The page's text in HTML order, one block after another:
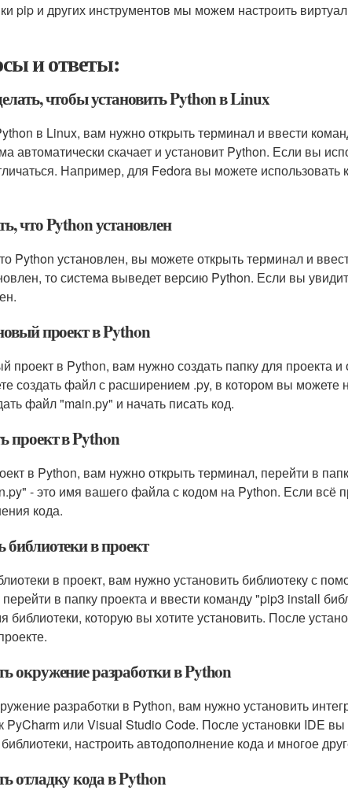
pip и других инструментов мы можем настроить
и ответы:
чтобы установить Python в Linux
в Linux, вам нужно открыть терминал и ввести
автоматически скачает и установит Python. Если вы
Например, для Fedora вы можете использовать
что Python установлен
Python установлен, вы можете открыть терминал и
то система выведет версию Python. Если вы
проект в Python
проект в Python, вам нужно создать папку для проекта и
создать файл с расширением .py, в котором вы можете
файл "main.py" и начать писать код.
проект в Python
в Python, вам нужно открыть терминал, перейти в
- это имя вашего файла с кодом на Python. Если всё
кода.
в проект
в проект, вам нужно установить библиотеку с
в папку проекта и ввести команду "pip3 install
библиотеки, которую вы хотите установить. После
окружение разработки в Python
разработки в Python, вам нужно установить
PyCharm или Visual Studio Code. После установки IDE
настроить автодополнение кода и многое
отладку кода в Python